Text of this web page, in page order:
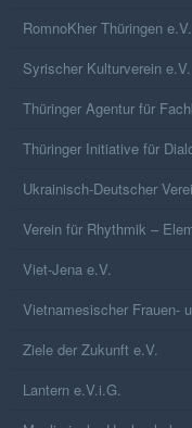
RomnoKher Thüringen e.V.
Syrischer Kulturverein e.V.
Thüringer Agentur für
Thüringer Initiative für
Ukrainisch-Deutscher
Verein für Rhythmik –
Viet-Jena e.V.
Vietnamesischer Frauen-
Ziele der Zukunft e.V.
Lantern e.V.i.G.